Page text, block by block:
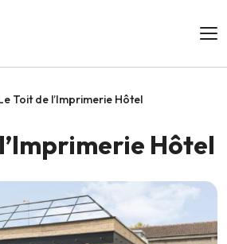
Toit de l’Imprimerie Hôtel
Hôtel